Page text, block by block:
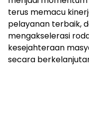
terus memacu
pelayanan terbaik,
mengakselerasi
kesejahteraan
secara